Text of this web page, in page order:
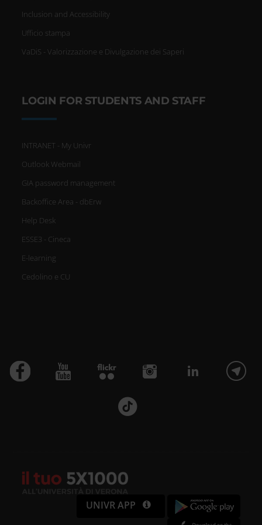
Inclusion and Accessibility
Ufficio stampa
VaDiS - Valorizzazione e Divulgazione dei Saperi
LOGIN FOR STUDENTS AND STAFF
INTRANET - My Univr
Outlook Webmail
GIA password management
Backoffice Area - dbErw
Help Desk
ESSE3 - Cineca
E-learning
Cedolino e CU
UNIVR APP